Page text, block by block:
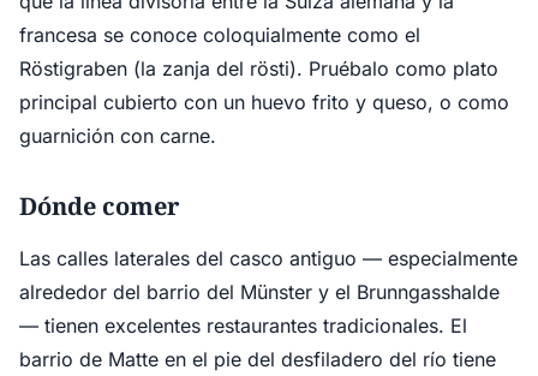
francesa se conoce coloquialmente como el
Röstigraben (la zanja del rösti). Pruébalo como plato
principal cubierto con un huevo frito y queso, o como
guarnición con carne.
Dónde comer
Las calles laterales del casco antiguo — especialmente
alrededor del barrio del Münster y el Brunngasshalde
— tienen excelentes restaurantes tradicionales. El
barrio de Matte en el pie del desfiladero del río tiene